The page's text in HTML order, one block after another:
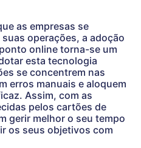
as empresas se
operações, a adoção
online torna-se um
esta tecnologia
se concentrem nas
erros manuais e aloquem
Assim, com as
pelos cartões de
gerir melhor o seu tempo
os seus objetivos com